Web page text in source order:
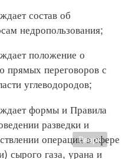
состав об
недропользования;
положение о
прямых переговоров с
углеводородов;
формы и Правила
разведки и
операции в сфере
сырого газа, урана и
Вверх